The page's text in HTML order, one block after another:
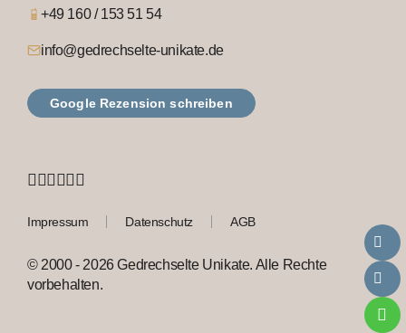
+49 160 / 153 51 54
info@gedrechselte-unikate.de
Google Rezension schreiben
Impressum Datenschutz AGB
© 2000 - 2026 Gedrechselte Unikate. Alle Rechte
vorbehalten.